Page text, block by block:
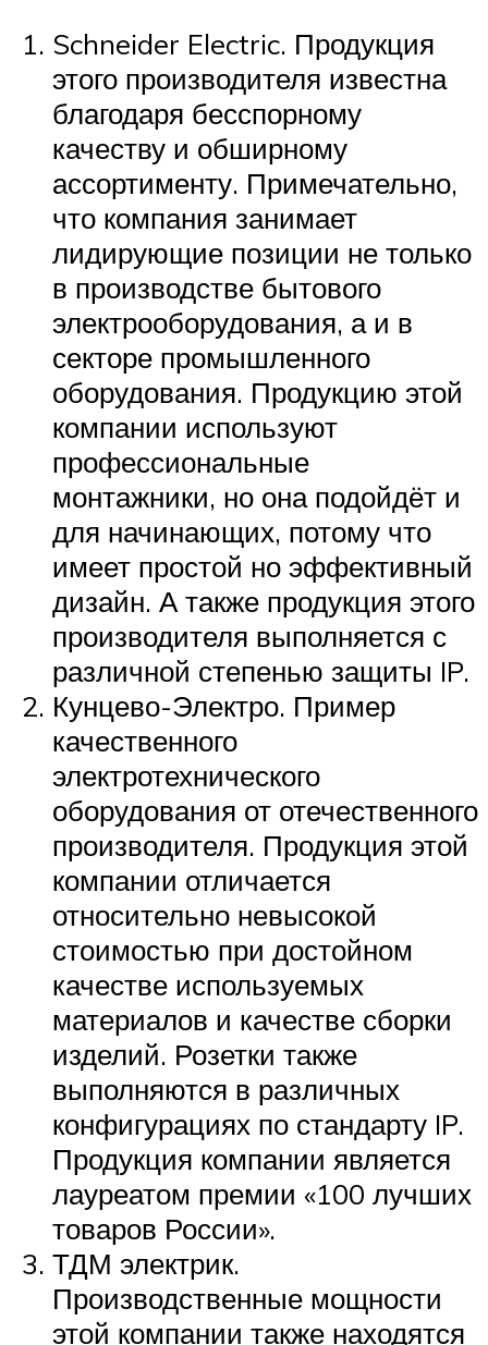
Schneider Electric. Продукция
этого производителя известна
благодаря бесспорному
качеству и обширному
ассортименту. Примечательно,
что компания занимает
лидирующие позиции не только
в производстве бытового
электрооборудования, а и в
секторе промышленного
оборудования. Продукцию этой
компании используют
профессиональные
монтажники, но она подойдёт и
для начинающих, потому что
имеет простой но эффективный
дизайн. А также продукция этого
производителя выполняется с
различной степенью защиты IP.
Кунцево-Электро. Пример
качественного
электротехнического
оборудования от отечественного
производителя. Продукция этой
компании отличается
относительно невысокой
стоимостью при достойном
качестве используемых
материалов и качестве сборки
изделий. Розетки также
выполняются в различных
конфигурациях по стандарту IP.
Продукция компании является
лауреатом премии «100 лучших
товаров России».
ТДМ электрик.
Производственные мощности
этой компании также находятся